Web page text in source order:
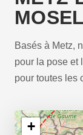
Basés à Metz,
pour la pose et
pour toutes les
+